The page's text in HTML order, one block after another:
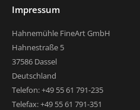
Impressum
Hahnemühle FineArt GmbH
Hahnestraße 5
37586 Dassel
Deutschland
Telefon: +49 55 61 791-235
Telefax: +49 55 61 791-351